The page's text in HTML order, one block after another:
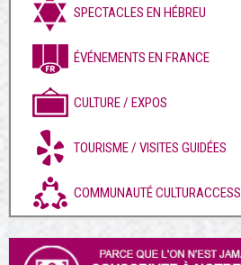
SPECTACLES EN HÉBREU
ÉVÉNEMENTS EN FRANCE
CULTURE / EXPOS
TOURISME / VISITES GUIDÉES
COMMUNAUTÉ CULTURACCESS